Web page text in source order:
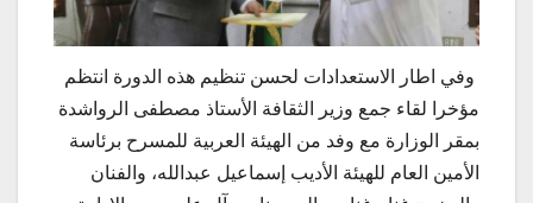
وفي اطار الاستعدادات لحسن تنظيم هذه الدورة انتظم
مؤخرا لقاء جمع وزير الثقافة الأستاذ مصطفى الرواشدة
بمقر الوزارة مع وفد من الهيئة العربية للمسرح برئاسة
الأمين العام للهيئة الأديب إسماعيل عبدالله، والفنان